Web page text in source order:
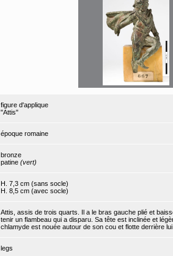
figure d'applique
"Attis"
époque romaine
bronze
patine (vert)
H. 7,3 cm (sans socle)
H. 8,5 cm (avec socle)
Attis, assis de trois quarts. Il a le bras gauche plié et
tenir un flambeau qui a disparu. Sa tête est inclinée et
chlamyde est nouée autour de son cou et flotte derrière
legs